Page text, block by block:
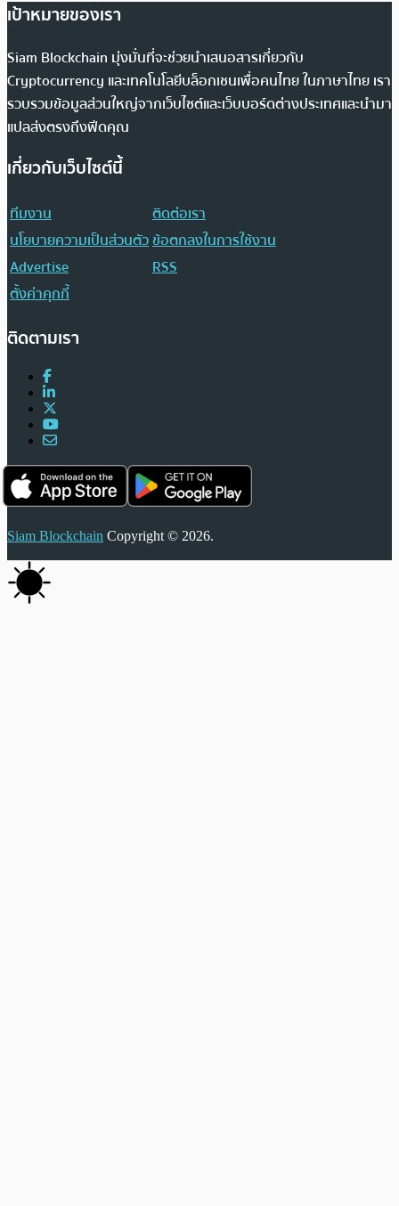
เป้าหมายของเรา
Siam Blockchain มุ่งมั่นที่จะช่วยนำเสนอสารเกี่ยวกับ
Cryptocurrency และเทคโนโลยีบล็อกเชนเพื่อคนไทย ในภาษาไทย เรา
รวบรวมข้อมูลส่วนใหญ่จากเว็บไซต์และเว็บบอร์ดต่างประเทศและนำมา
แปลส่งตรงถึงฟีดคุณ
เกี่ยวกับเว็บไซต์นี้
ทีมงาน
ติดต่อเรา
นโยบายความเป็นส่วนตัวข้อตกลงในการใช้งาน
Advertise
RSS
ตั้งค่าคุกกี้
ติดตามเรา
Siam Blockchain Copyright © 2026.